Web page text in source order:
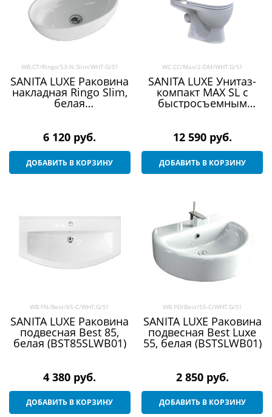
WB.CT/Ringo/53-N.Slim/WHT.G/S1
SANITA LUXE Раковина
накладная Ringo Slim,
белая
6 120 руб.
ДОБАВИТЬ В КОРЗИНУ
WC.CC/Max/2-DM/WHT.G/S1
SANITA LUXE Унитаз-
компакт MAX SL с
быстросъемным
12 590 руб.
ДОБАВИТЬ В КОРЗИНУ
WB.FN/Best/85-C/WHT.G/S1
SANITA LUXE Раковина
подвесная Best 85,
белая (BST85SLWB01)
4 380 руб.
ДОБАВИТЬ В КОРЗИНУ
WB.PD/Best/55-C/WHT.G/S1
SANITA LUXE Раковина
подвесная Best Luxe
55, белая (BSTSLWB01)
2 850 руб.
ДОБАВИТЬ В КОРЗИНУ